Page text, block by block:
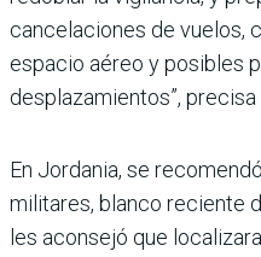
cancelaciones de vuelos,
espacio aéreo y posibles
desplazamientos”, precisa
En Jordania, se
militares, blanco reciente
les aconsejó que